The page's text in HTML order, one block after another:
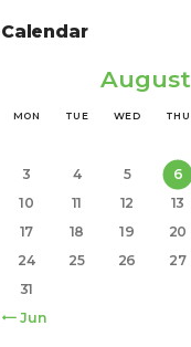
Calendar
MON TUE WED THU
« Jun
3
4 5 6
10
11 12 13
17
18 19 20
24
25 26 27
31